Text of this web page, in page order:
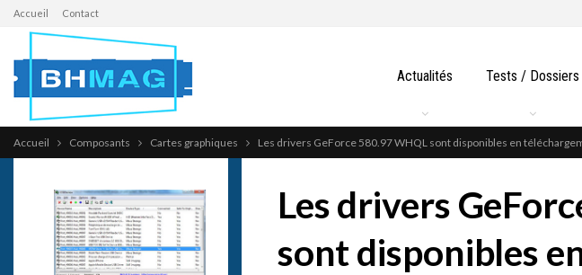
Accueil Contact
Actualités Tests / Dossiers
Accueil Composants Cartes graphiques Les drivers GeForce 580.97 WHQL sont disponibles en
Les drivers
sont disponibles